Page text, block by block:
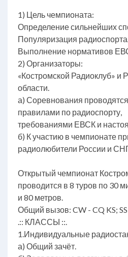
1) Цель чемпионата:
Определение сильнейших
Популяризация
Выполнение нормативов
2) Организаторы:
«Костромской Радиоклуб»
области.
а) Соревнования проводятся
правилами по радиоспорту,
требованиями ЕВСК и
б) К участию в чемпионате
радиолюбители России и
Открытый чемпионат
проводится в 8 туров по 30
и 80 метров.
Общий вызов: CW - CQ KS;
.:: КЛАССЫ ::.
1.Индивидуальные
а) Общий зачёт.